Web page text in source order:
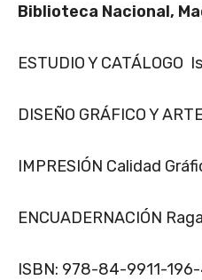
Biblioteca Nacional,
ESTUDIO Y CATÁLOGO
DISEÑO GRÁFICO Y
IMPRESIÓN Calidad
ENCUADERNACIÓN
ISBN: 978-84-9911-